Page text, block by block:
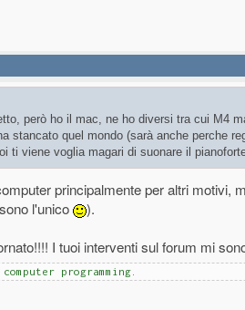
però ho il mac, ne ho diversi tra cui M4
stancato quel mondo (sarà anche perche
ti viene voglia magari di suonare il
principalmente per altri motivi,
l'unico
).
I tuoi interventi sul forum mi
programming.